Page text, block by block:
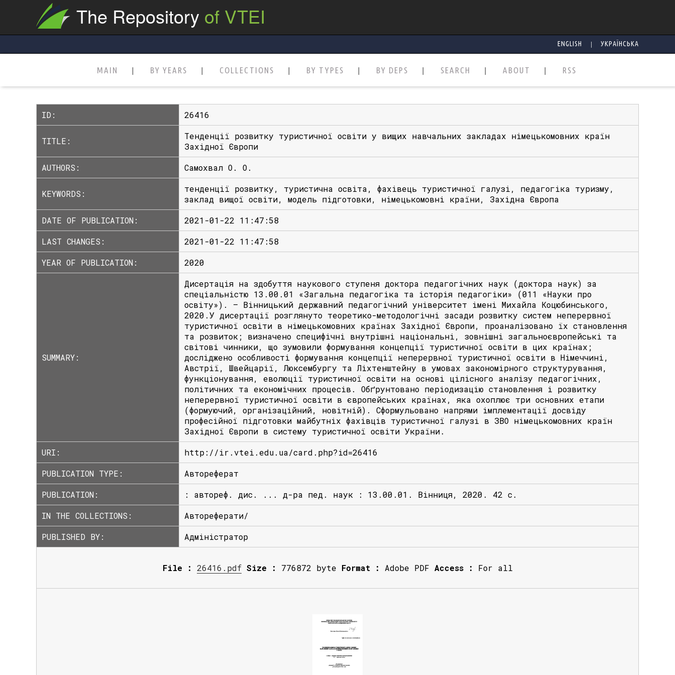
The Repository of VTEI
ENGLISH | УКРАЇНСЬКА
MAIN BY YEARS COLLECTIONS BY TYPES BY DEPS SEARCH ABOUT RSS
ID: 26416
TITLE:
Тенденції розвитку туристичної освіти у вищих навчальних закладах німецькомовних країн
Західної Європи
AUTHORS:
Самохвал О. О.
KEYWORDS:
тенденції розвитку, туристична освіта, фахівець туристичної галузі, педагогіка туризму,
заклад вищої освіти, модель підготовки, німецькомовні країни, Західна Європа
DATE OF PUBLICATION:
2021-01-22 11:47:58
LAST CHANGES:
2021-01-22 11:47:58
YEAR OF PUBLICATION:
2020
SUMMARY:
Дисертація на здобуття наукового ступеня доктора педагогічних наук (доктора наук) за
спеціальністю 13.00.01 «Загальна педагогіка та історія педагогіки» (011 «Науки про
освіту»). – Вінницький державний педагогічний університет імені Михайла Коцюбинського,
2020.У дисертації розглянуто теоретико-методологічні засади розвитку систем неперервної
туристичної освіти в німецькомовних країнах Західної Європи, проаналізовано їх становлення
та розвиток; визначено специфічні внутрішні національні, зовнішні загальноєвропейські та
світові чинники, що зумовили формування концепції туристичної освіти в цих країнах;
досліджено особливості формування концепції неперервної туристичної освіти в Німеччині,
Австрії, Швейцарії, Люксембургу та Ліхтенштейну в умовах закономірного структурування,
функціонування, еволюції туристичної освіти на основі цілісного аналізу педагогічних,
політичних та економічних процесів. Обґрунтовано періодизацію становлення і розвитку
неперервної туристичної освіти в європейських країнах, яка охоплює три основних етапи
(формуючий, організаційний, новітній). Сформульовано напрями імплементації досвіду
професійної підготовки майбутніх фахівців туристичної галузі в ЗВО німецькомовних країн
Західної Європи в систему туристичної освіти України.
URI:
http://ir.vtei.edu.ua/card.php?id=26416
PUBLICATION TYPE:
Автореферат
PUBLICATION:
: автореф. дис. ... д-ра пед. наук : 13.00.01. Вінниця, 2020. 42 с.
IN THE COLLECTIONS:
Автореферати/
PUBLISHED BY:
Адміністратор
File : 26416.pdf Size : 776872 byte Format : Adobe PDF Access : For all